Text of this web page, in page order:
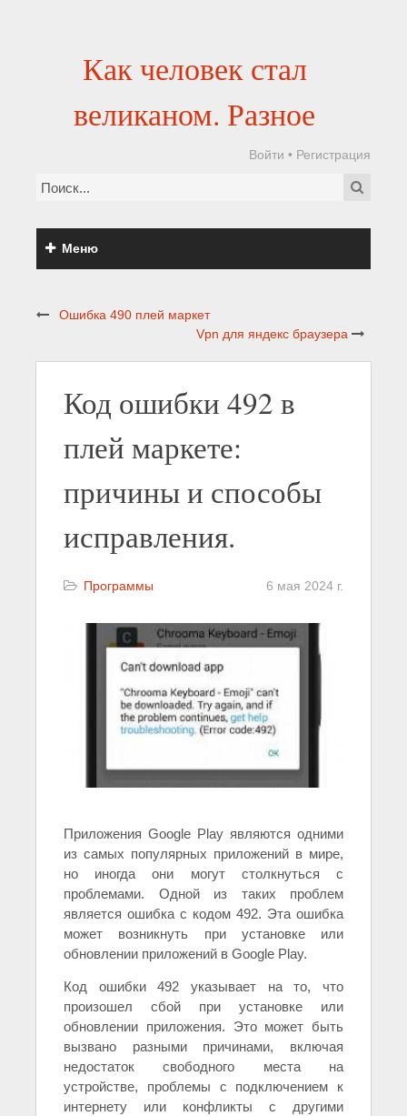
Как человек стал
великаном. Разное
Войти • Регистрация
Меню
Ошибка 490 плей маркет
Vpn для яндекс браузера
Код ошибки 492 в
плей маркете:
причины и способы
исправления.
Программы 6 мая 2024 г.
Приложения Google Play являются одними
из самых популярных приложений в мире,
но иногда они могут столкнуться с
проблемами. Одной из таких проблем
является ошибка с кодом 492. Эта ошибка
может возникнуть при установке или
обновлении приложений в Google Play.
Код ошибки 492 указывает на то, что
произошел сбой при установке или
обновлении приложения. Это может быть
вызвано разными причинами, включая
недостаток свободного места на
устройстве, проблемы с подключением к
интернету или конфликты с другими